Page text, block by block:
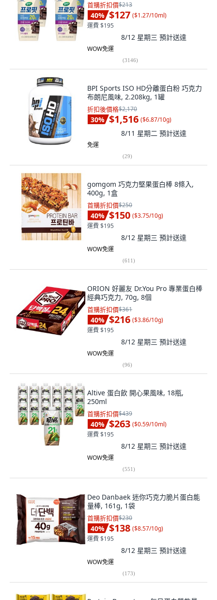
首購折扣價$213
40% $127 ($1.27/10ml)
運費 $195
8/12 星期三 預計送達
WOW免運
(3146)
BPI Sports ISO HD分離蛋白粉 巧克力
布朗尼風味, 2.208kg, 1罐
折扣後價格$2,170
30% $1,516 ($6.87/10g)
8/11 星期二 預計送達
免運
(29)
gomgom 巧克力堅果蛋白棒 8條入,
400g, 1盒
首購折扣價$250
40% $150 ($3.75/10g)
運費 $195
8/12 星期三 預計送達
WOW免運
(611)
ORION 好麗友 Dr.You Pro 專業蛋白棒
經典巧克力, 70g, 8個
首購折扣價$361
40% $216 ($3.86/10g)
運費 $195
8/12 星期三 預計送達
WOW免運
(96)
Altive 蛋白飲 開心果風味, 18瓶,
250ml
首購折扣價$439
40% $263 ($0.59/10ml)
運費 $195
8/12 星期三 預計送達
WOW免運
(551)
Deo Danbaek 迷你巧克力脆片蛋白能
量棒, 161g, 1袋
首購折扣價$230
40% $138 ($8.57/10g)
運費 $195
8/12 星期三 預計送達
WOW免運
(173)